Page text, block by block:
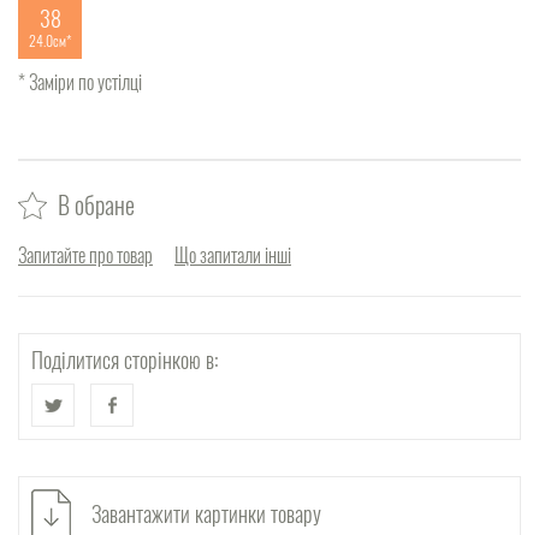
38
24.0см
* Заміри по устілці
В обране
Запитайте про товар Що запитали інші
Поділитися сторінкою в:
Завантажити картинки товару